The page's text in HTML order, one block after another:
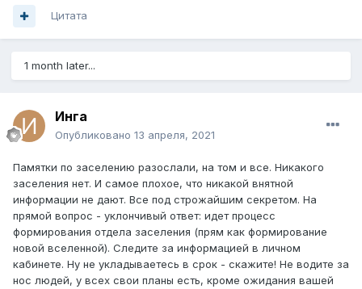
Цитата
1 month later...
Инга
Опубликовано 13 апреля, 2021
Памятки по заселению разослали, на том и все. Никакого
заселения нет. И самое плохое, что никакой внятной
информации не дают. Все под строжайшим секретом. На
прямой вопрос - уклончивый ответ: идет процесс
формирования отдела заселения (прям как формирование
новой вселенной). Следите за информацией в личном
кабинете. Ну не укладываетесь в срок - скажите! Не водите за
нос людей, у всех свои планы есть, кроме ожидания вашей